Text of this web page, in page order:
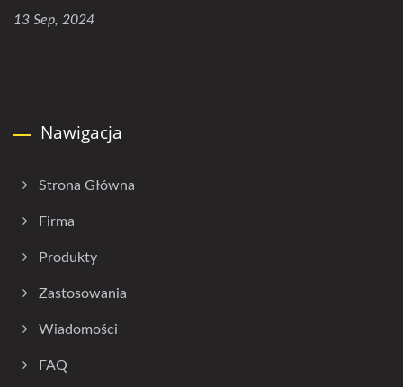
13 Sep, 2024
Nawigacja
Strona Główna
Firma
Produkty
Zastosowania
Wiadomości
FAQ